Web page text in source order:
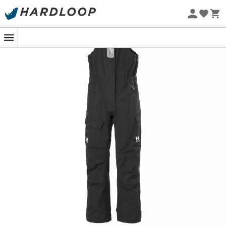
-5% Extra - Kode Summer5
kystsejlere
, der elsker at holde sig tørre, går
Helly Hansen
ikke på kompromis med
HELLY TECH® Performance
teknologien beskytter den dig med
vandtæthed og åndbarhed